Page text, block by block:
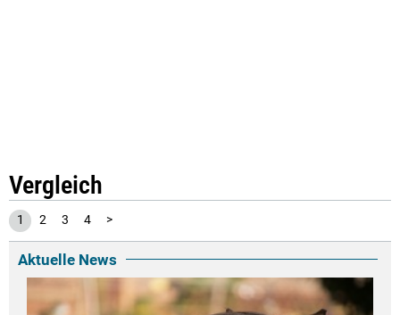
Vergleich
1 2 3 4 >
Aktuelle News